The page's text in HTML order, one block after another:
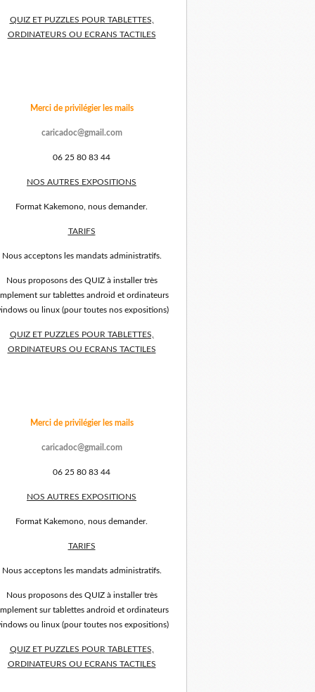
QUIZ ET PUZZLES POUR TABLETTES,
ORDINATEURS OU ECRANS TACTILES
Merci de privilégier les mails
caricadoc@gmail.com
06 25 80 83 44
NOS AUTRES EXPOSITIONS
Format Kakemono, nous demander.
TARIFS
Nous acceptons les mandats administratifs.
Nous proposons des QUIZ à installer très
sur tablettes android et ordinateurs
ou linux (pour toutes nos expositions)
QUIZ ET PUZZLES POUR TABLETTES,
ORDINATEURS OU ECRANS TACTILES
Merci de privilégier les mails
caricadoc@gmail.com
06 25 80 83 44
NOS AUTRES EXPOSITIONS
Format Kakemono, nous demander.
TARIFS
Nous acceptons les mandats administratifs.
Nous proposons des QUIZ à installer très
sur tablettes android et ordinateurs
ou linux (pour toutes nos expositions)
QUIZ ET PUZZLES POUR TABLETTES,
ORDINATEURS OU ECRANS TACTILES